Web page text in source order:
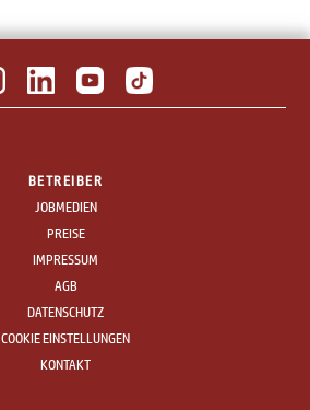
BETREIBER
JOBMEDIEN
PREISE
IMPRESSUM
AGB
DATENSCHUTZ
COOKIE EINSTELLUNGEN
KONTAKT